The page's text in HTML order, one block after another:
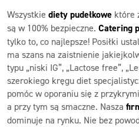
Wszystkie diety pudełkowe które
są w 100% bezpieczne. Catering
tylko to, co najlepsze! Posiłki
ma szans na zaistnienie
typu „niski IG”, „Lactose free”,
szerokiego kręgu diet
pomóc w oporaniu się z
a przy tym są smaczne. Nasza
dominuje na rynku. Nie bez